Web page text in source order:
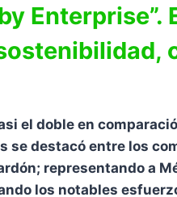
Enterprise”.
el doble en
se destacó entre los
representando a
los notables